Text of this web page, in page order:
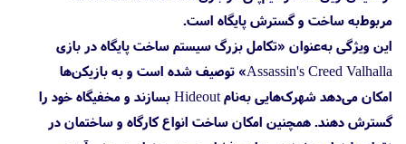
مربوط‌به ساخت و گسترش پایگاه است.
این ویژگی به‌عنوان «تکامل بزرگ سیستم ساخت پایگاه در بازی
Assassin's Creed Valhalla» توصیف شده است و به بازیکن‌ها
امکان می‌دهد شهرک‌هایی به‌نام Hideout بسازند و مخفیگاه خود را
گسترش دهند. همچنین امکان ساخت انواع کارگاه و ساختمان در